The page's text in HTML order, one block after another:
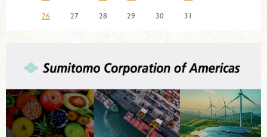
26
27 28 29 30 31